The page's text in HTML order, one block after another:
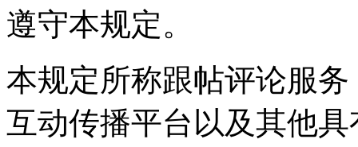
遵守本规定。
本规定所称跟帖评论服
互动传播平台以及其他